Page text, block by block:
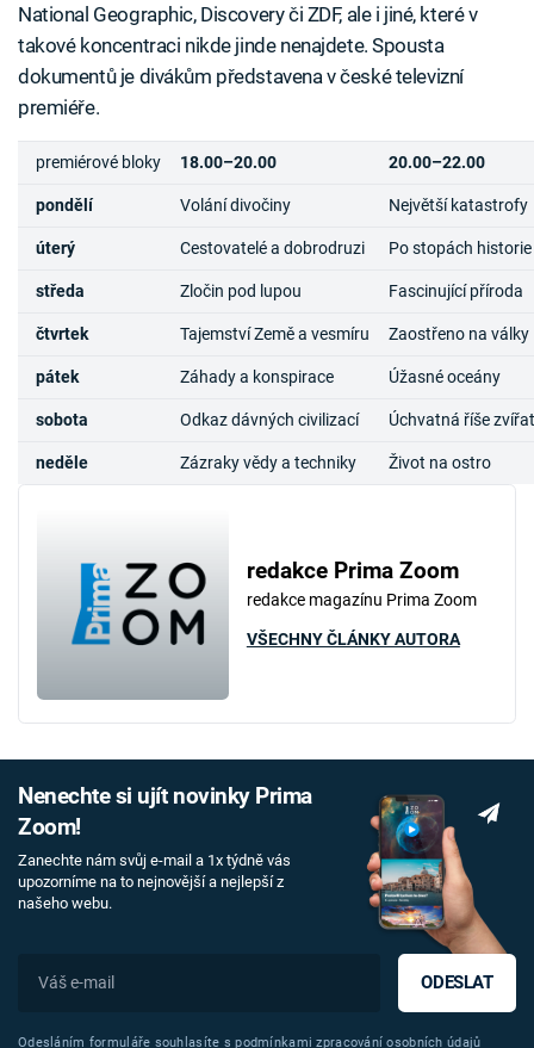
National Geographic, Discovery či ZDF, ale i jiné, které v
takové koncentraci nikde jinde nenajdete. Spousta
dokumentů je divákům představena v české televizní
premiéře.
premiérové bloky 18.00–20.00 20.00–22.00
pondělí Volání divočiny Největší katastrofy
úterý Cestovatelé a dobrodruzi Po stopách historie
středa Zločin pod lupou Fascinující příroda
čtvrtek Tajemství Země a vesmíru Zaostřeno na války
pátek Záhady a konspirace Úžasné oceány
sobota Odkaz dávných civilizací Úchvatná říše zvířat
neděle Zázraky vědy a techniky Život na ostro
redakce Prima Zoom
redakce magazínu Prima Zoom
VŠECHNY ČLÁNKY AUTORA
Nenechte si ujít novinky Prima
Zoom!
Zanechte nám svůj e-mail a 1x týdně vás
upozorníme na to nejnovější a nejlepší z
našeho webu.
ODESLAT
Odesláním formuláře souhlasíte spodmínkami zpracování osobních údajů